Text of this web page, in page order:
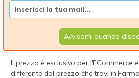
Avvisami quando
Il prezzo è esclusivo per l'ECommerce
differente dal prezzo che trovi in